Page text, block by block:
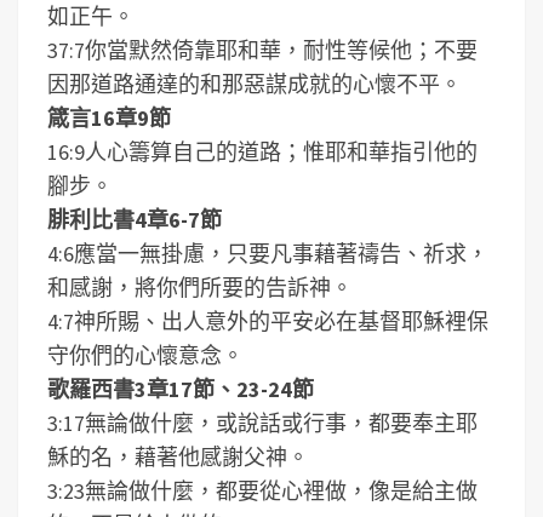
如正午。
37:7你當默然倚靠耶和華，耐性等候他；不要
因那道路通達的和那惡謀成就的心懷不平。
箴言16章9節
16:9人心籌算自己的道路；惟耶和華指引他的
腳步。
腓利比書4章6-7節
4:6應當一無掛慮，只要凡事藉著禱告、祈求，
和感謝，將你們所要的告訴神。
4:7神所賜、出人意外的平安必在基督耶穌裡保
守你們的心懷意念。
歌羅西書3章17節、23-24節
3:17無論做什麼，或說話或行事，都要奉主耶
穌的名，藉著他感謝父神。
3:23無論做什麼，都要從心裡做，像是給主做